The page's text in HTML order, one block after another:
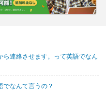
連絡させます。って英語でなん
なんて言うの？